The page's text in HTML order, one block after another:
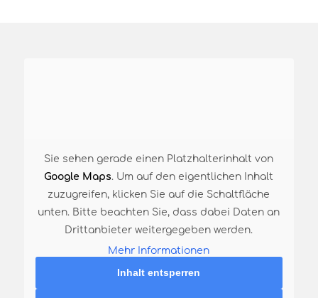
Sie sehen gerade einen Platzhalterinhalt von
Google Maps. Um auf den eigentlichen Inhalt
zuzugreifen, klicken Sie auf die Schaltfläche
unten. Bitte beachten Sie, dass dabei Daten an
Drittanbieter weitergegeben werden.
Mehr Informationen
Inhalt entsperren
Für die Gummistiefeltour im FERIEN Programm
Für die Gummistiefeltour im regulären Programm